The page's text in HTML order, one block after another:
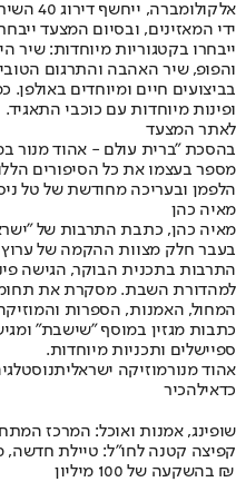
ידי המאזינים, ובסיום המצעד
ייבחרו בקטגוריות מיוחדות: שיר
והפופ, שיר האהבה והתרגום
בביצועים חיים ומיוחדים באולפן.
ופינות מיוחדות עם כוכבי התאגיד.
לאתר המצעד
בהסכת "ברית עולם - אהוד מנור
מספר בעצמו את כל הסיפורים
הלפמן ובעריכה מחודשת של טל
מאיה כהן
מאיה כהן, כתבת התרבות של
התרבות בתכנית הבוקר, הגישה
למהדורת השבת. מסקרת את תחומי
המחול, האמנות, הספרות
כתבות מגזין במוסף "שישבת"
ספיישלים ותכניות מיוחדות.
אהוד מנורמוזיקה ישראלית
כדאילהכיר
שופינג, אמנות ואוכל: המרכז
קפיצה קטנה לחו"ל: טיילת חדשה,
בהשקעה של 100 מיליון ₪